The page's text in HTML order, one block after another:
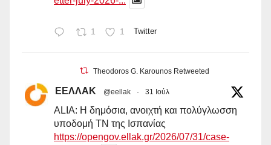
1 1 Twitter
Theodoros G. Karounos Retweeted
ΕΕΛΛΑΚ @eellak · 31 Ιούλ
ALIA: Η δημόσια, ανοιχτή και πολύγλωσση
υποδομή ΤΝ της Ισπανίας
https://opengov.ellak.gr/2026/07/31/case-